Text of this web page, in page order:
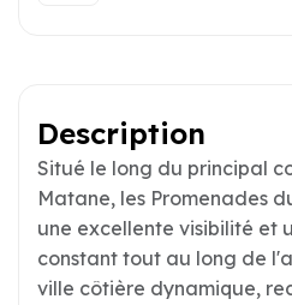
Description
Situé le long du principal
Matane, les Promenades
une excellente visibilité et
constant tout au long de
ville côtière dynamique,